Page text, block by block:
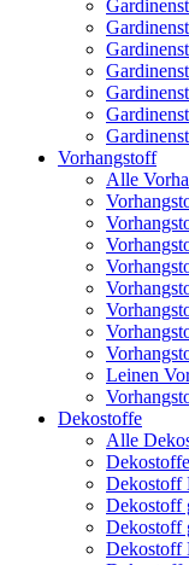
Vorhangstoff
Alle
Leinen
Dekostoffe
Alle
Dekostoff
Dekostoff
Dekostoff
Dekostoff